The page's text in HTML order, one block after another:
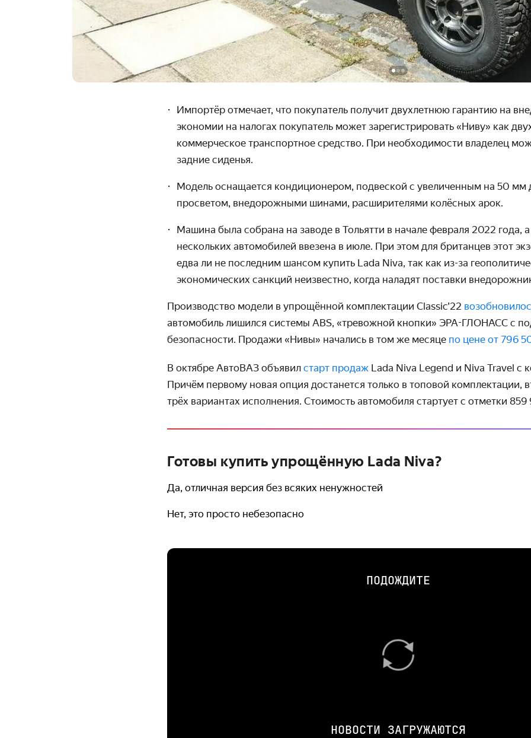
Импортёр отмечает, что покупатель получит двухлетнюю гарантию на
экономии на налогах покупатель может зарегистрировать «Ниву» как
коммерческое транспортное средство. При необходимости владелец
задние сиденья.
Модель оснащается кондиционером, подвеской с увеличенным на 50
просветом, внедорожными шинами, расширителями колёсных арок.
Машина была собрана на заводе в Тольятти в начале февраля 2022 года,
нескольких автомобилей ввезена в июле. При этом для британцев этот
едва ли не последним шансом купить Lada Niva, так как из-за
экономических санкций неизвестно, когда наладят поставки
Производство модели в упрощённой комплектации Classic’22
автомобиль лишился системы ABS, «тревожной кнопки» ЭРА-ГЛОНАСС с
безопасности. Продажи «Нивы» начались в том же месяце по цене от 796
В октябре АвтоВАЗ объявил старт продаж Lada Niva Legend и Niva Travel с
Причём первому новая опция достанется только в топовой комплектации,
трёх вариантах исполнения. Стоимость автомобиля стартует с отметки
Готовы купить упрощённую Lada Niva?
Да, отличная версия без всяких ненужностей
Нет, это просто небезопасно
ПОДОЖДИТЕ
НОВОСТИ ЗАГРУЖАЮТСЯ